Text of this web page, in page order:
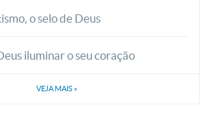
o selo de Deus
iluminar o seu coração
VEJA MAIS »